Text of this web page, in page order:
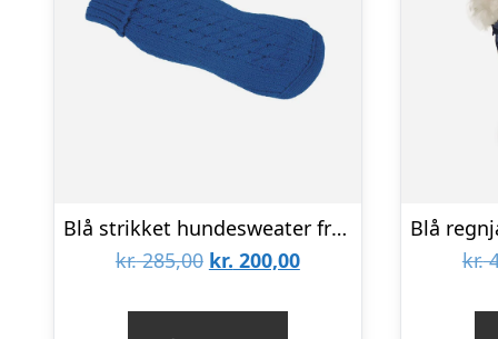
Blå strikket hundesweater fra Fashion Dog – art. 303
kr.285,00 Den
kr. 200,00Den
kr.